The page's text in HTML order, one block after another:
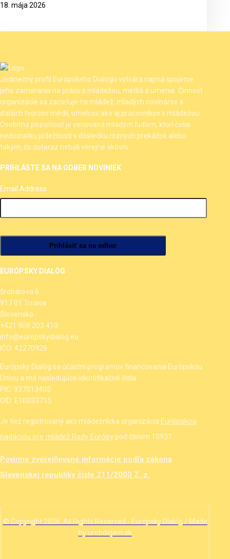
18. mája 2026
Jedinečný profil Európskeho Dialógu vytvára najmä spojenie
jeho zamerania na prácu s mládežou, médiá a umenie. Činnosť
organizácie sa zacieľuje na mládež, mladých novinárov a
ďalších tvorcov médií, umelcov ako aj pracovníkov s mládežou.
Osobitná pozornosť je venovaná mladým ľuďom, ktorí čelia
nedostatku príležitostí v dôsledku rôznych prekážok alebo
takým, čo doteraz neboli verejne aktívni.
PRIHLÁSTE SA NA ODBER NOVINIEK
Email Address
EURÓPSKY DIALÓG
Šrobárova 6
917 01 Trnava
Slovensko
+421 908 203 410
info@europskydialog.eu
IČO: 42270928
Európsky Dialóg sa účastní programov financovania Európskou
Úniou a má nasledujúce identifikačné čísla:
PIC: 937013405
OID: E10033715
Je tiež registrovaný ako mládežnícka organizácia Európskou
nadáciou pre mládež Rady Európy pod číslom 10931.
Povinne zverejňované informácie podľa zákona
Slovenskej republiky číslo 211/2000 Z. z.
© Copyright 2026. All Rights Reserved - Európsky Dialóg / Made
by urobdojem.sk